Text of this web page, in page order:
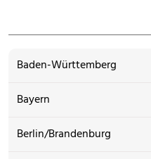
Baden-Württemberg
Bayern
Berlin/Brandenburg